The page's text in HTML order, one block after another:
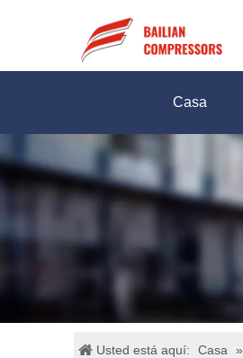
Casa
Usted está aquí: Casa »